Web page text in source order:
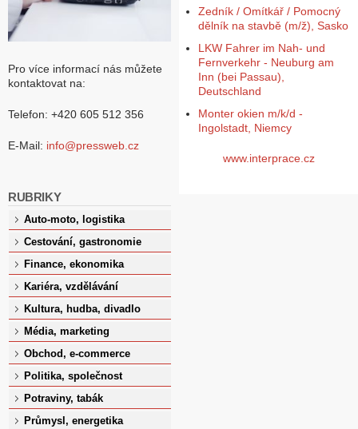
Pro více informací nás můžete
kontaktovat na:
Telefon: +420 605 512 356
E-Mail: info@pressweb.cz
RUBRIKY
Auto-moto, logistika
Cestování, gastronomie
Finance, ekonomika
Kariéra, vzdělávání
Kultura, hudba, divadlo
Média, marketing
Obchod, e-commerce
Politika, společnost
Potraviny, tabák
Průmysl, energetika
Zedník / Omítkář / Pomocný
dělník na stavbě (m/ž), Sasko
LKW Fahrer im Nah- und
Fernverkehr - Neuburg am
Inn (bei Passau),
Deutschland
Monter okien m/k/d -
Ingolstadt, Niemcy
www.interprace.cz